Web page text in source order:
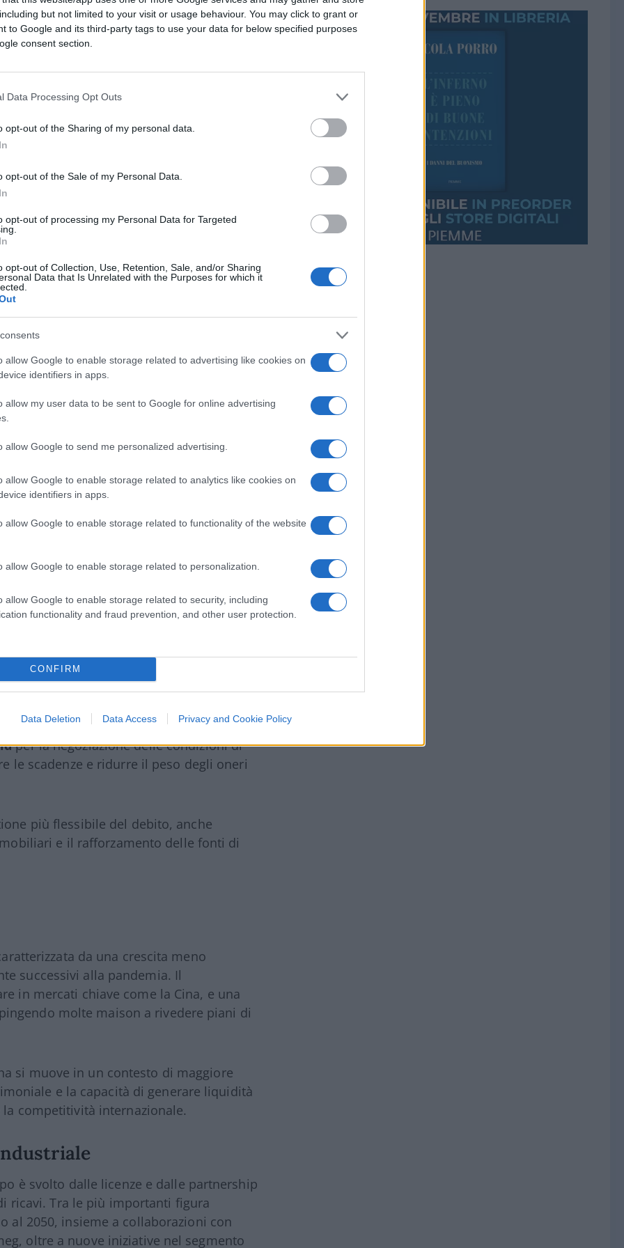
but not limited to your visit or usage behaviour. You may click to grant or
to Google and its third-party tags to use your data for below specified purposes
consent section.
Data Processing Opt Outs
opt-out of the Sharing of my personal data.
opt-out of the Sale of my Personal Data.
opt-out of processing my Personal Data for Targeted
opt-out of Collection, Use, Retention, Sale, and/or Sharing
Data that Is Unrelated with the Purposes for which it
allow Google to enable storage related to advertising like cookies on
identifiers in apps.
allow my user data to be sent to Google for online advertising
allow Google to send me personalized advertising.
allow Google to enable storage related to analytics like cookies on
identifiers in apps.
allow Google to enable storage related to functionality of the website
allow Google to enable storage related to personalization.
allow Google to enable storage related to security, including
functionality and fraud prevention, and other user protection.
CONFIRM
Data Deletion Data Access Privacy and Cookie Policy
conferma una strategia orientata alla
flessibilità finanziaria.
sta attraversando una fase di
di Stefano Gabbana dalle cariche
inquadrate dall’azienda come parte di
e di governance”, chiarendo al
alcuna influenza sulle attività creative
Gabbana”.
Dolce e Stefano Gabbana che
il restante 20% fa capo alla famiglia
un elemento centrale anche nei rapporti
rifinanziamento.
Stefano Cantino, figura con esperienza in
una fase di maggiore complessità
, che guida il gruppo come Ceo
dichiarato di consolidare la
tra le diverse aree aziendali.
del debito
istituti tra cui
Cassa Depositi e Prestiti e Sace . Il
per la negoziazione delle condizioni di
le scadenze e ridurre il peso degli oneri
più flessibile del debito, anche
e il rafforzamento delle fonti di
da una crescita meno
successivi alla pandemia. Il
in mercati chiave come la Cina, e una
molte maison a rivedere piani di
si muove in un contesto di maggiore
e la capacità di generare liquidità
competitività internazionale.
è svolto dalle licenze e dalle partnership
ricavi. Tra le più importanti figura
al 2050, insieme a collaborazioni con
oltre a nuove iniziative nel segmento